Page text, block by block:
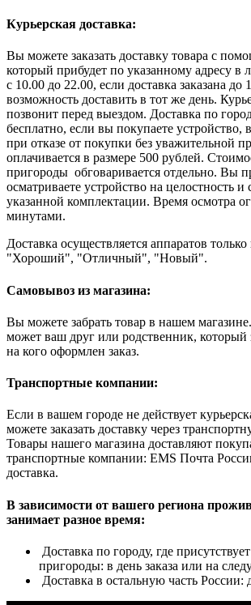
Курьерская доставка:
Вы можете заказать доставку товара с
который прибудет по указанному адресу в
с 10.00 до 22.00, если доставка заказана до
возможность доставить в тот же день.
позвонит перед выездом. Доставка по
бесплатно, если вы покупаете устройство,
при отказе от покупки без уважительной
оплачивается в размере 500 рублей.
пригороды обговаривается отдельно. Вы
осматриваете устройство на целостность и
указанной комплектации. Время осмотра
минутами.
Доставка осуществляется аппаратов
"Хороший", "Отличный", "Новый".
Самовывоз из магазина:
Вы можете забрать товар в нашем
может ваш друг или родственник, который
на кого оформлен заказ.
Транспортные компании:
Если в вашем городе не действует
можете заказать доставку через
Товары нашего магазина доставляют
транспортные компании: EMS Почта
доставка.
В зависимости от вашего региона
занимает разное время:
Доставка по городу, где
пригороды: в день заказа или на
Доставка в остальную часть России: